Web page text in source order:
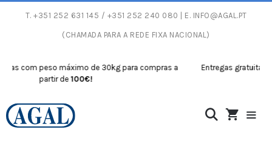
T. +351 252 631 145 / +351 252 240 080 | E. INFO@AGAL.PT
(CHAMADA PARA A REDE FIXA NACIONAL)
peso máximo de 30kg para compras a
partir de100€!
Entregas gratuitas